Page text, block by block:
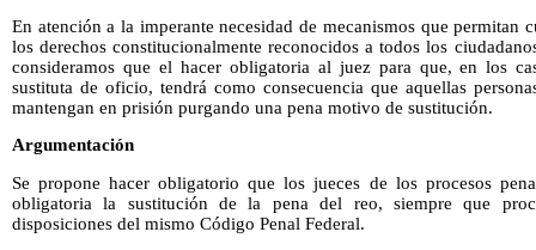
En atención a la imperante necesidad de mecanismos que permitan
los derechos constitucionalmente reconocidos a todos los
consideramos que el hacer obligatoria al juez para que, en los
sustituta de oficio, tendrá como consecuencia que aquellas
mantengan en prisión purgando una pena motivo de sustitución.
Argumentación
Se propone hacer obligatorio que los jueces de los procesos
obligatoria la sustitución de la pena del reo, siempre que
disposiciones del mismo Código Penal Federal.